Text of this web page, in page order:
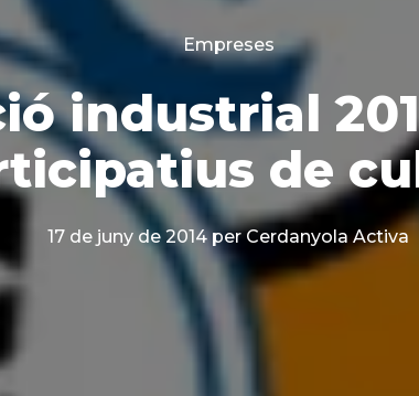
Categories
Empreses
industrial
de
17 de juny de 2014 per Cerdanyola Activa